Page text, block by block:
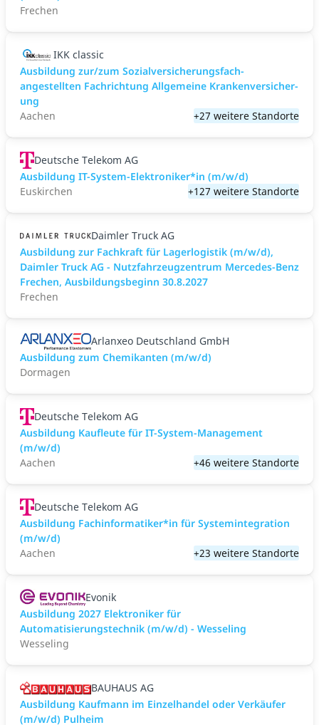
Frechen
IKK classic
Aus­bild­ung zur/zum Sozial­versicher­ungs­fach­
angestellten­ Fach­richtung All­gemeine Kranken­versicher­
ung
Aachen
+27 weitere Standorte
Deutsche Telekom AG
Ausbildung IT-System-Elektroniker*in (m/w/d)
Euskirchen
+127 weitere Standorte
Daimler Truck AG
Ausbildung zur Fachkraft für Lagerlogistik (m/w/d),
Daimler Truck AG - Nutzfahrzeugzentrum Mercedes-Benz
Frechen, Ausbildungsbeginn 30.8.2027
Frechen
Arlanxeo Deutschland GmbH
Ausbildung zum Chemikanten (m/w/d)
Dormagen
Deutsche Telekom AG
Ausbildung Kaufleute für IT-System-Management
(m/w/d)
Aachen
+46 weitere Standorte
Deutsche Telekom AG
Ausbildung Fachinformatiker*in für Systemintegration
(m/w/d)
Aachen
+23 weitere Standorte
Evonik
Ausbildung 2027 Elektroniker für
Automatisierungstechnik (m/w/d) - Wesseling
Wesseling
BAUHAUS AG
Ausbildung Kaufmann im Einzelhandel oder Verkäufer
(m/w/d) Pulheim